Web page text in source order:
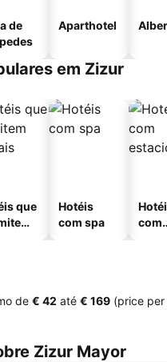
de
Aparthotel
em Zizur
que
Hotéis
com spa
com
de ‎€ 42 até ‎€ 169 (price per
Zizur Mayor